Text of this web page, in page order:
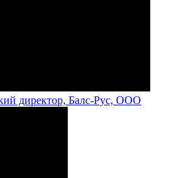
директор, Балс-Рус, ООО